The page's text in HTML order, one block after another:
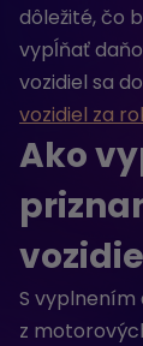
dôležité, čo
vypĺňať
vozidiel sa
vozidiel za
Ako
S vyplnením
z